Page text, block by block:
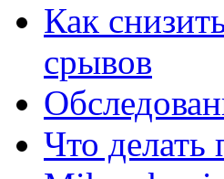
Как
срывов
Что делать